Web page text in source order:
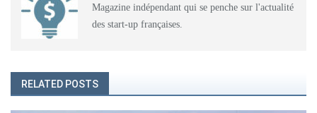
Magazine indépendant qui se penche sur l'actualité
des start-up françaises.
RELATED POSTS